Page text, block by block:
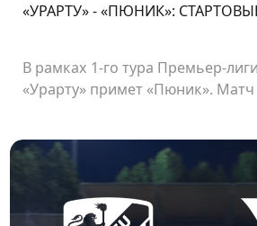
«УРАРТУ» - «ПЮНИК»:
В рамках 1-го тура Премьер-
«Урарту» примет «Пюник». Матч